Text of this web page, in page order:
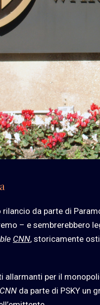
rilancio da parte di
– e sembrerebbero
CNN, storicamente
allarmanti per il
CNN da parte di PSKY un